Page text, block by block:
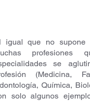
igual que no supone
profesiones
se
(Medicina,
Química,
solo algunos